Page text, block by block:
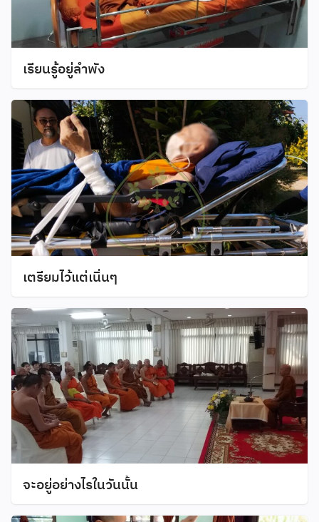
เรียนรู้อยู่ลำพัง
เตรียมไว้แต่เนิ่นๆ
จะอยู่อย่างไรในวันนั้น